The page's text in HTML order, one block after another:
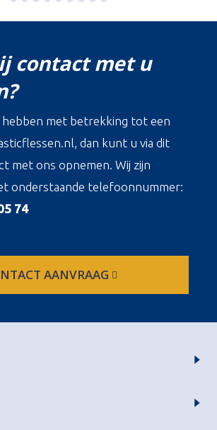
contact met u
met betrekking tot een
dan kunt u via dit
met ons opnemen. Wij zijn
onderstaande telefoonnummer:
74
AANVRAAG